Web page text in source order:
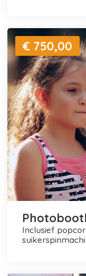
€ 750,00
inclusief popcornmachine en